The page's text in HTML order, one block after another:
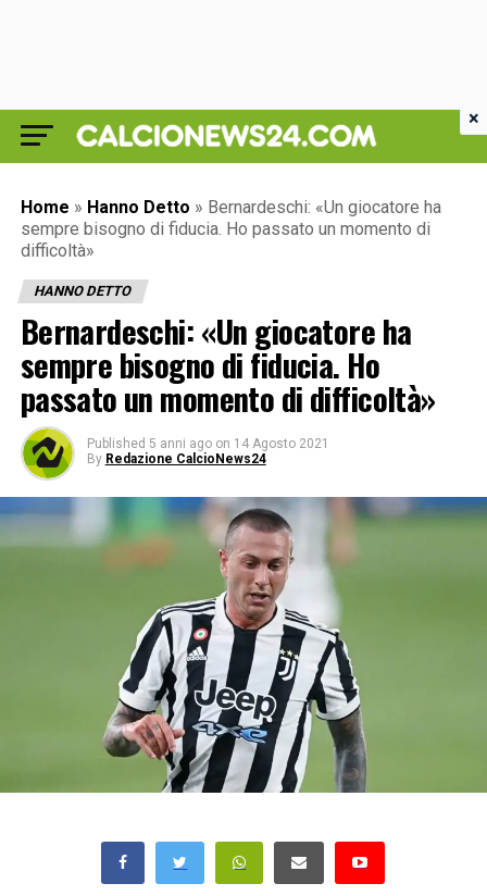
Home » Hanno Detto » Bernardeschi: «Un giocatore ha
sempre bisogno di fiducia. Ho passato un momento di
difficoltà»
HANNO DETTO
Bernardeschi: «Un giocatore ha
sempre bisogno di fiducia. Ho
passato un momento di difficoltà»
Published 5 anni ago on 14 Agosto 2021
By Redazione CalcioNews24
×